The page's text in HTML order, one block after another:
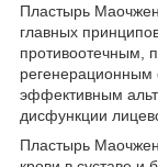
Пластырь
главных
противоотечным,
регенерационным
эффективным
дисфункции
Пластырь